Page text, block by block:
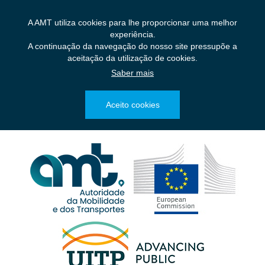
A AMT utiliza cookies para lhe proporcionar uma melhor
experiência.
A continuação da navegação do nosso site pressupõe a
aceitação da utilização de cookies.
Saber mais
Aceito cookies